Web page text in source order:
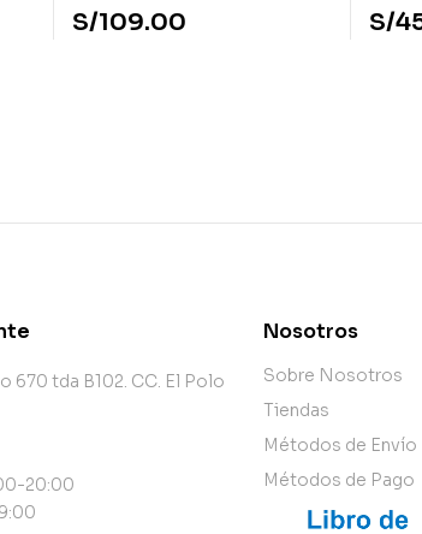
S/109.00 S/
670 tda B102. CC. El Polo
20:00
Nosotros
Sobre Nosotros
Tiendas
Métodos de Envío
Métodos de Pago